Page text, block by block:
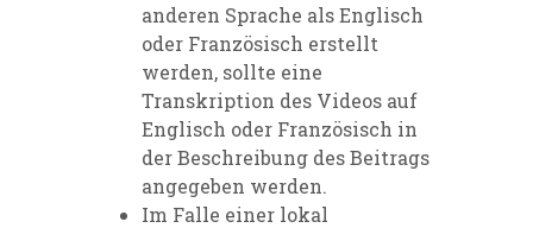
anderen Sprache als Englisch
oder Französisch erstellt
werden, sollte eine
Transkription des Videos auf
Englisch oder Französisch in
der Beschreibung des Beitrags
angegeben werden.
Im Falle einer lokal